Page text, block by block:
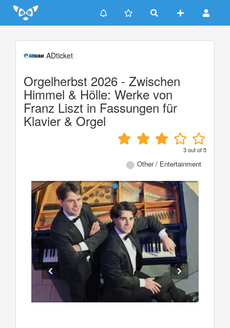
Update cookies preferences
ADticket
Orgelherbst 2026 - Zwischen
Himmel & Hölle: Werke von
Franz Liszt in Fassungen für
Klavier & Orgel
3out of5
Other / Entertainment